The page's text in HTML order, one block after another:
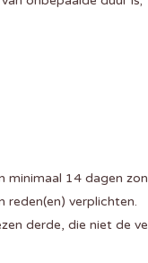
14 dagen
reden(en) verplichten.
derde, die niet de